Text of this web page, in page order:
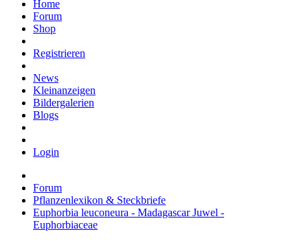
Home
Forum
Shop
Registrieren
News
Kleinanzeigen
Bildergalerien
Blogs
Login
Forum
Pflanzenlexikon & Steckbriefe
Euphorbia leuconeura - Madagascar Juwel -
Euphorbiaceae